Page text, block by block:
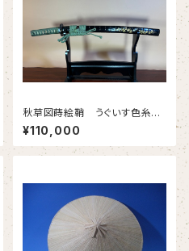
秋草図蒔絵鞘 うぐいす色糸柄
巻拵 小刀(合金) ＃620
¥110,000